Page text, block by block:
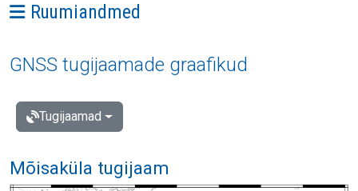
Ava menüü: Ruumiandmed
Ruumiandmed
GNSS tugijaamade graafikud
Tugijaamad
Mõisaküla tugijaam